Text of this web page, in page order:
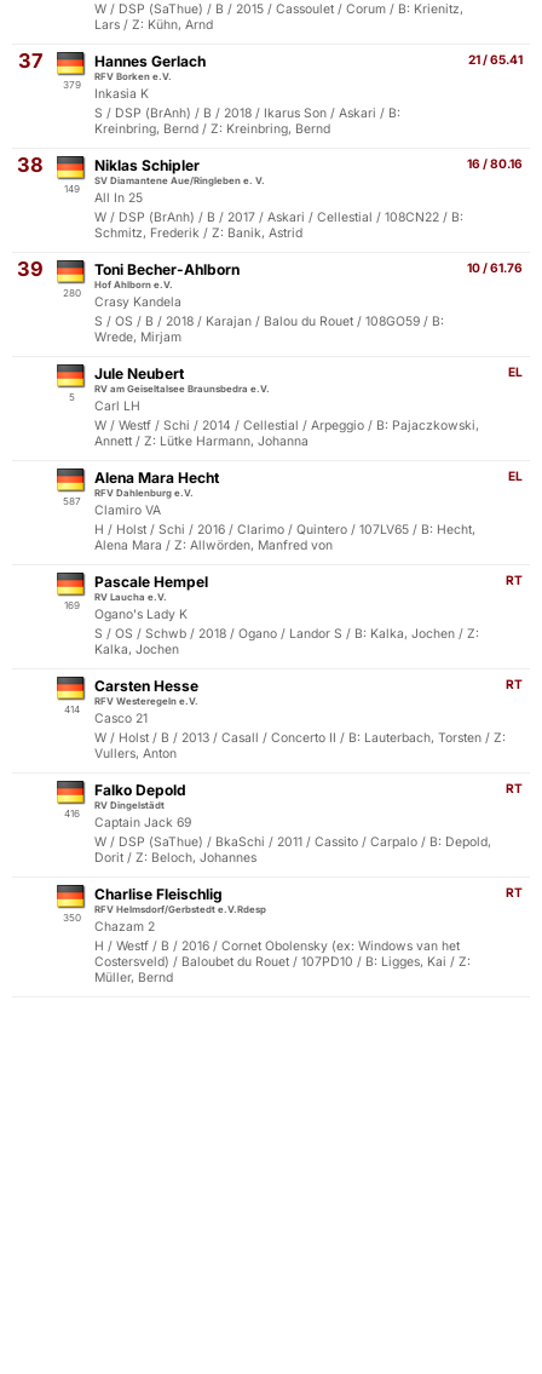
W / DSP (SaThue) / B / 2015 / Cassoulet / Corum / B: Krienitz,
Lars / Z: Kühn, Arnd
37
379
21 / 65.41
Hannes Gerlach
RFV Borken e.V.
Inkasia K
S / DSP (BrAnh) / B / 2018 / Ikarus Son / Askari / B:
Kreinbring, Bernd / Z: Kreinbring, Bernd
38
149
16 / 80.16
Niklas Schipler
SV Diamantene Aue/Ringleben e. V.
All In 25
W / DSP (BrAnh) / B / 2017 / Askari / Cellestial / 108CN22 / B:
Schmitz, Frederik / Z: Banik, Astrid
39
280
10 / 61.76
Toni Becher-Ahlborn
Hof Ahlborn e.V.
Crasy Kandela
S / OS / B / 2018 / Karajan / Balou du Rouet / 108GO59 / B:
Wrede, Mirjam
5
EL
Jule Neubert
RV am Geiseltalsee Braunsbedra e.V.
Carl LH
W / Westf / Schi / 2014 / Cellestial / Arpeggio / B: Pajaczkowski,
Annett / Z: Lütke Harmann, Johanna
587
EL
Alena Mara Hecht
RFV Dahlenburg e.V.
Clamiro VA
H / Holst / Schi / 2016 / Clarimo / Quintero / 107LV65 / B: Hecht,
Alena Mara / Z: Allwörden, Manfred von
169
RT
Pascale Hempel
RV Laucha e.V.
Ogano's Lady K
S / OS / Schwb / 2018 / Ogano / Landor S / B: Kalka, Jochen / Z:
Kalka, Jochen
414
RT
Carsten Hesse
RFV Westeregeln e.V.
Casco 21
W / Holst / B / 2013 / Casall / Concerto II / B: Lauterbach, Torsten / Z:
Vullers, Anton
416
RT
Falko Depold
RV Dingelstädt
Captain Jack 69
W / DSP (SaThue) / BkaSchi / 2011 / Cassito / Carpalo / B: Depold,
Dorit / Z: Beloch, Johannes
350
RT
Charlise Fleischlig
RFV Helmsdorf/Gerbstedt e.V.Rdesp
Chazam 2
H / Westf / B / 2016 / Cornet Obolensky (ex: Windows van het
Costersveld) / Baloubet du Rouet / 107PD10 / B: Ligges, Kai / Z:
Müller, Bernd